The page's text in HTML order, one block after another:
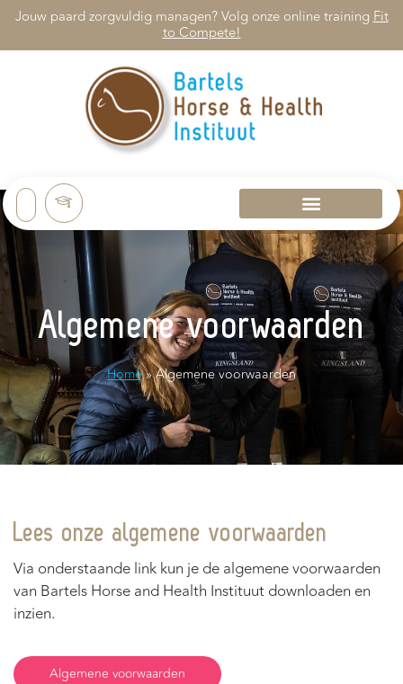
Jouw paard zorgvuldig managen? Volg onze online trainingFit
to Compete!
Algemene voorwaarden
Home»Algemene voorwaarden
Lees onze algemene voorwaarden
Via onderstaande link kun je de algemene voorwaarden
van Bartels Horse and Health Instituut downloaden en
inzien.
Algemene voorwaarden